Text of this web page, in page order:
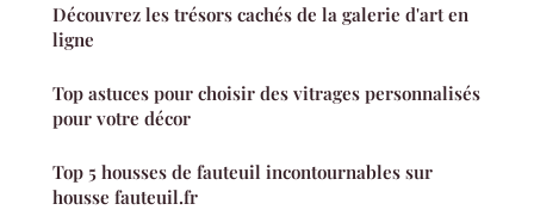
Découvrez les trésors cachés de la galerie d'art en
ligne
Top astuces pour choisir des vitrages personnalisés
pour votre décor
Top 5 housses de fauteuil incontournables sur
housse fauteuil.fr